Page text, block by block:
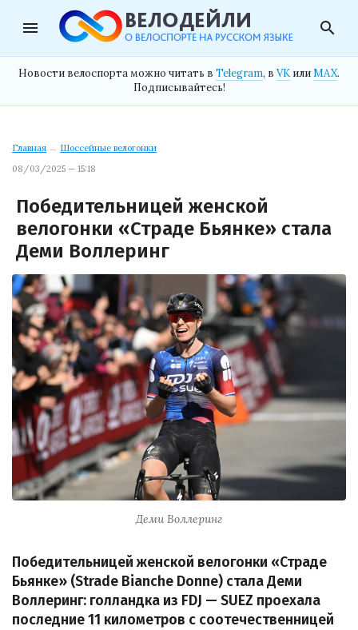
menu search
Новости велоспорта можно читать в Telegram, в VK илиMAX.
Подписывайтесь!
Главная → Шоссейные велогонки
08/03/2025 — 15:18
Победительницей женской
велогонки «Страде Бьянке» стала
Деми Воллеринг
Деми Воллеринг
Победительницей женской велогонки «Страде
Бьянке» (Strade Bianche Donne) стала Деми
Воллеринг: голландка из FDJ — SUEZ проехала
последние 11 километров с соотечественницей